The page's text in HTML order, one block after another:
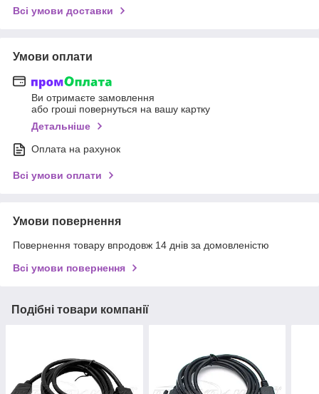
Всі умови доставки
Умови оплати
Ви отримаєте замовлення
або гроші повернуться на вашу картку
Детальніше
Оплата на рахунок
Всі умови оплати
Умови повернення
Повернення товару впродовж 14 днів за домовленістю
Всі умови повернення
Подібні товари компанії